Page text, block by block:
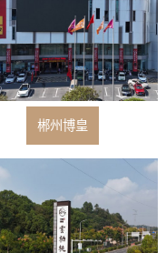
郴州博皇